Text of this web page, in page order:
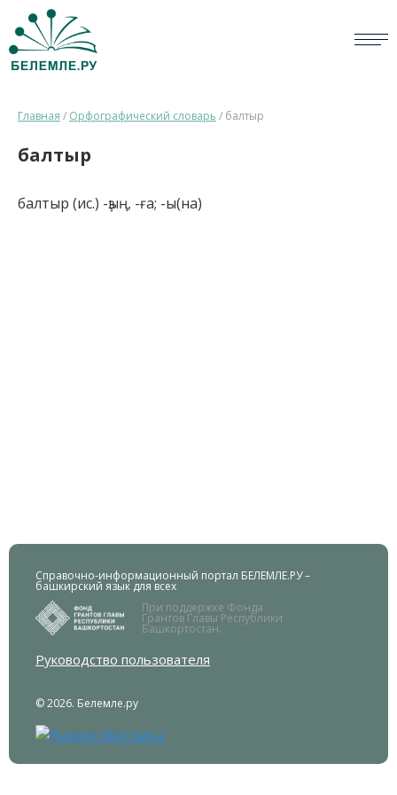
ОПРОС
СПРАВКА
Главная / Орфографический словарь / балтыр
балтыр
балтыр (ис.) -ҙың, -ға; -ы(на)
Справочно-информационный портал БЕЛЕМЛЕ.РУ –
башкирский язык для всех
При поддержке Фонда
Грантов Главы Республики
Башкортостан.
Руководство пользователя
© 2026. Белемле.ру